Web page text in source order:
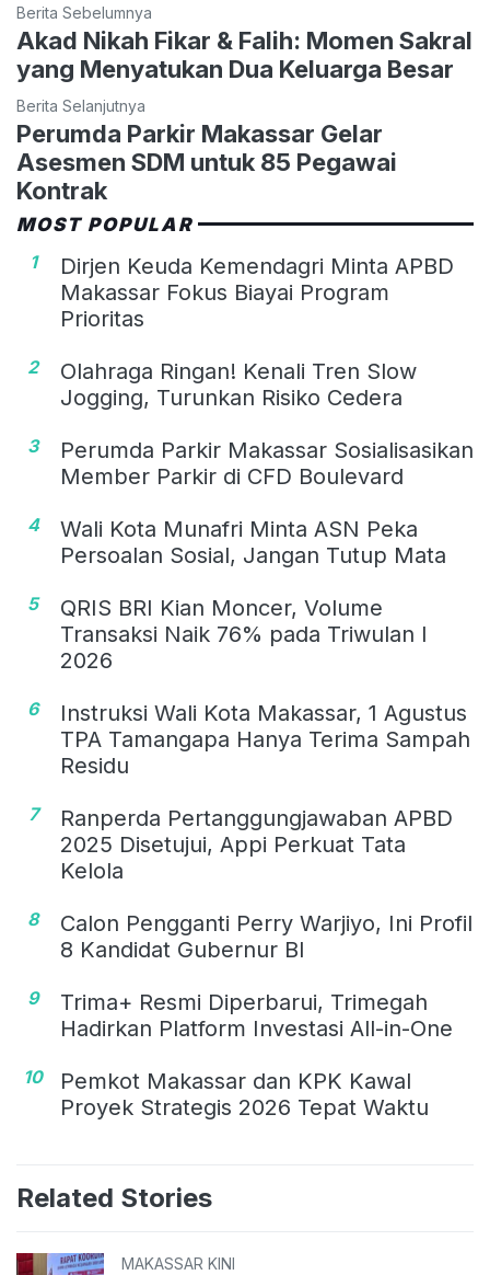
Berita Sebelumnya
Akad Nikah Fikar & Falih: Momen Sakral
yang Menyatukan Dua Keluarga Besar
Berita Selanjutnya
Perumda Parkir Makassar Gelar
Asesmen SDM untuk 85 Pegawai
Kontrak
MOST POPULAR
1
Dirjen Keuda Kemendagri Minta APBD
Makassar Fokus Biayai Program
Prioritas
2
Olahraga Ringan! Kenali Tren Slow
Jogging, Turunkan Risiko Cedera
3
Perumda Parkir Makassar Sosialisasikan
Member Parkir di CFD Boulevard
4
Wali Kota Munafri Minta ASN Peka
Persoalan Sosial, Jangan Tutup Mata
5
QRIS BRI Kian Moncer, Volume
Transaksi Naik 76% pada Triwulan I
2026
6
Instruksi Wali Kota Makassar, 1 Agustus
TPA Tamangapa Hanya Terima Sampah
Residu
7
Ranperda Pertanggungjawaban APBD
2025 Disetujui, Appi Perkuat Tata
Kelola
8
Calon Pengganti Perry Warjiyo, Ini Profil
8 Kandidat Gubernur BI
9
Trima+ Resmi Diperbarui, Trimegah
Hadirkan Platform Investasi All-in-One
10
Pemkot Makassar dan KPK Kawal
Proyek Strategis 2026 Tepat Waktu
Related Stories
MAKASSAR KINI